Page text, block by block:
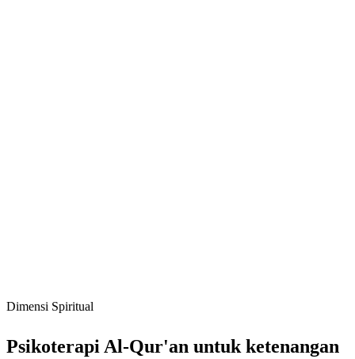
Dimensi Spiritual
Psikoterapi Al-Qur'an untuk ketenangan